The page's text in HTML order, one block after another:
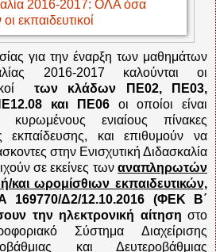
για την έναρξη των μαθημάτων
2016-2017 καλούνται οι
των κλάδων ΠΕ02, ΠΕ03,
και ΠΕ06 οι οποίοι είναι
κυρωμένους ενιαίους πίνακες
εκπαίδευσης, και επιθυμούν να
στην Ενισχυτική Διδασκαλία
σε εκείνες των αναπληρωτών
και ωρομίσθιων εκπαιδευτικών,
Δ2/12.10.2016 (ΦΕΚ Β΄
την ηλεκτρονική αίτηση στο
Σύστημα Διαχείρισης
και Δευτεροβάθμιας